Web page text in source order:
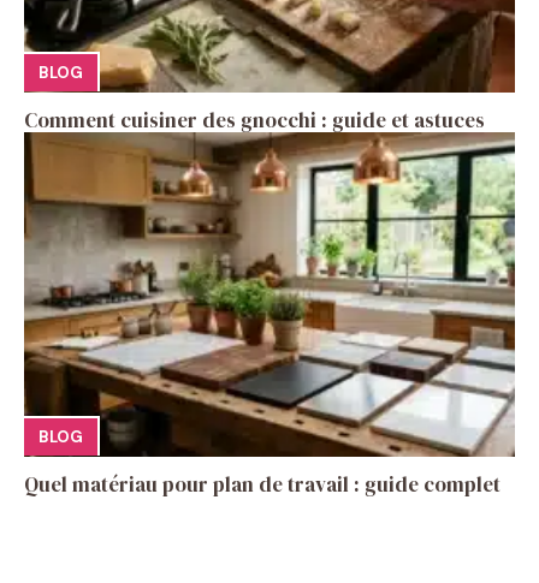
BLOG
Comment cuisiner des gnocchi : guide et astuces
BLOG
Quel matériau pour plan de travail : guide complet